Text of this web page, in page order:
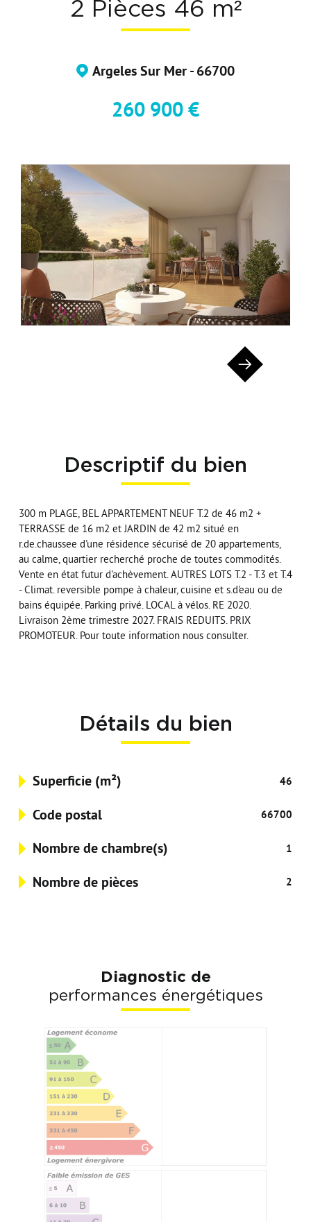
Devenir Adhérent
2 Pièces 46 m²
Argeles Sur Mer - 66700
260 900 €
Descriptif du bien
300 m PLAGE, BEL APPARTEMENT NEUF T.2 de 46 m2 +
TERRASSE de 16 m2 et JARDIN de 42 m2 situé en
r.de.chaussee d'une résidence sécurisé de 20 appartements,
au calme, quartier recherché proche de toutes commodités.
Vente en état futur d'achèvement. AUTRES LOTS T.2 - T.3 et T.4
- Climat. reversible pompe à chaleur, cuisine et s.d'eau ou de
bains équipée. Parking privé. LOCAL à vélos. RE 2020.
Livraison 2ème trimestre 2027. FRAIS REDUITS. PRIX
PROMOTEUR. Pour toute information nous consulter.
Détails du bien
Superficie (m²) 46
Code postal 66700
Nombre de chambre(s) 1
Nombre de pièces 2
Diagnostic de
performances énergétiques